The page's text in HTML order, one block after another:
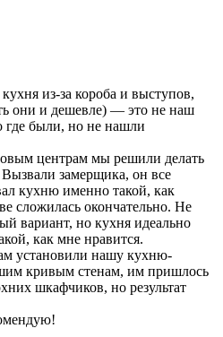
из-за короба и выступов,
они и дешевле) — это не наш
были, но не нашли
центрам мы решили делать
замерщика, он все
кухню именно такой, как
сложилась окончательно. Не
вариант, но кухня идеально
как мне нравится.
установили нашу кухню-
кривым стенам, им пришлось
шкафчиков, но результат